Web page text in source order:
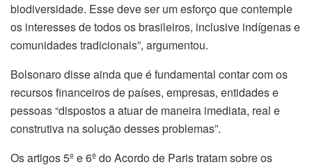
biodiversidade. Esse deve ser um esforço que contemple
os interesses de todos os brasileiros, inclusive indígenas e
comunidades tradicionais”, argumentou.
Bolsonaro disse ainda que é fundamental contar com os
recursos financeiros de países, empresas, entidades e
pessoas “dispostos a atuar de maneira imediata, real e
construtiva na solução desses problemas”.
Os artigos 5º e 6º do Acordo de Paris tratam sobre os